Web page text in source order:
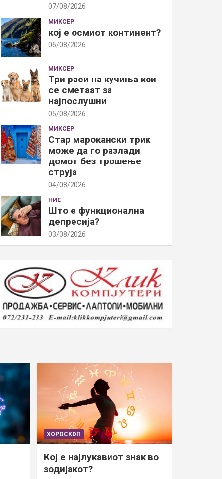
07/08/2026
МИКСЕР
кој е осмиот континент?
06/08/2026
МИКСЕР
Три раси на кучиња кои
се сметаат за
најпослушни
05/08/2026
МИКСЕР
Стар марокански трик
може да го разлади
домот без трошење
струја
04/08/2026
НИЕ
Што е функционална
депресија?
03/08/2026
ХОРОСКОП
Кој е најлукавиот знак во
зодијакот?